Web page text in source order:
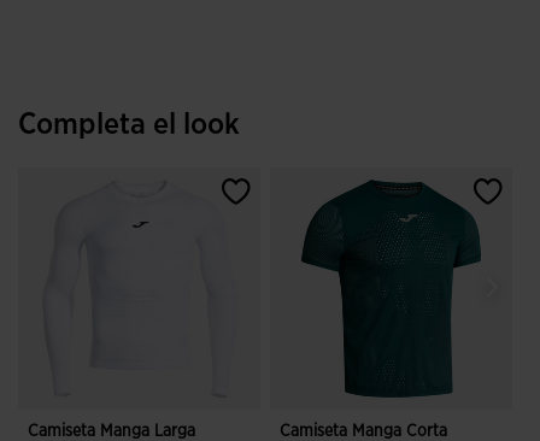
Completa el look
Camiseta Manga Larga
Camiseta Manga Corta